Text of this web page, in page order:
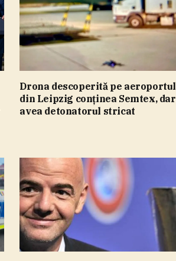
Drona descoperită pe aeroportul
din Leipzig conţinea Semtex, dar
avea detonatorul stricat